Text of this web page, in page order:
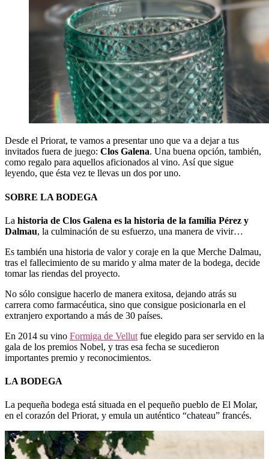
Desde el Priorat, te vamos a presentar uno que va a dejar a tus
invitados fuera de juego: Clos Galena. Una buena opción, también,
como regalo para aquellos aficionados al vino. Así que sigue
leyendo, que ésta vez te llevas un dos por uno.
SOBRE LA BODEGA
La historia de Clos Galena es la historia de la familia Pérez y
Dalmau, la culminación de su esfuerzo, una manera de vivir…
Es también una historia de valor y coraje en la que Merche Dalmau,
tras el fallecimiento de su marido y alma mater de la bodega, decide
tomar las riendas del proyecto.
No sólo consigue hacerlo de manera exitosa, dejando atrás su
carrera como farmacéutica, sino que consigue posicionarla en el
extranjero exportando a más de 30 países.
En 2014 su vino Formiga de Vellut fue elegido para ser servido en la
gala de los premios Nobel, y tras esa fecha se sucedieron
importantes premio y reconocimientos.
LA BODEGA
La pequeña bodega está situada en el pequeño pueblo de El Molar,
en el corazón del Priorat, y emula un auténtico “chateau” francés.